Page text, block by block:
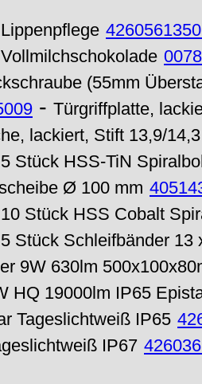
Lippenpflege
Vollmilchschokolade
(55mm
- Türgriffplatte,
lackiert, Stift 13,9/
5 Stück HSS-TiN
Ø 100 mm
10 Stück HSS Cobalt
5 Stück Schleifbänder 13
9W 630lm
HQ 19000lm IP65
Tageslichtweiß IP65
IP67